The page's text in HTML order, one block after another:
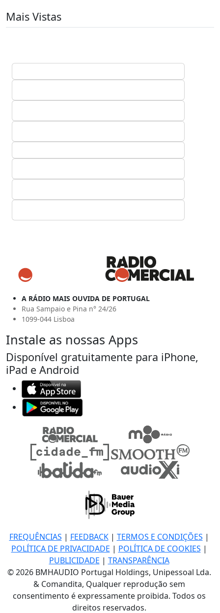
Mais Vistas
A RÁDIO MAIS OUVIDA DE PORTUGAL
Rua Sampaio e Pina n° 24/26
1099-044 Lisboa
Instale as nossas Apps
Disponível gratuitamente para iPhone,
iPad e Android
FREQUÊNCIAS | FEEDBACK| TERMOS E CONDIÇÕES |
POLÍTICA DE PRIVACIDADE | POLÍTICA DE COOKIES |
PUBLICIDADE | TRANSPARÊNCIA
© 2026 BMHAUDIO Portugal Holdings, Unipessoal Lda.
& Comandita, Qualquer reprodução sem
consentimento é expressamente proibida. Todos os
direitos reservados.